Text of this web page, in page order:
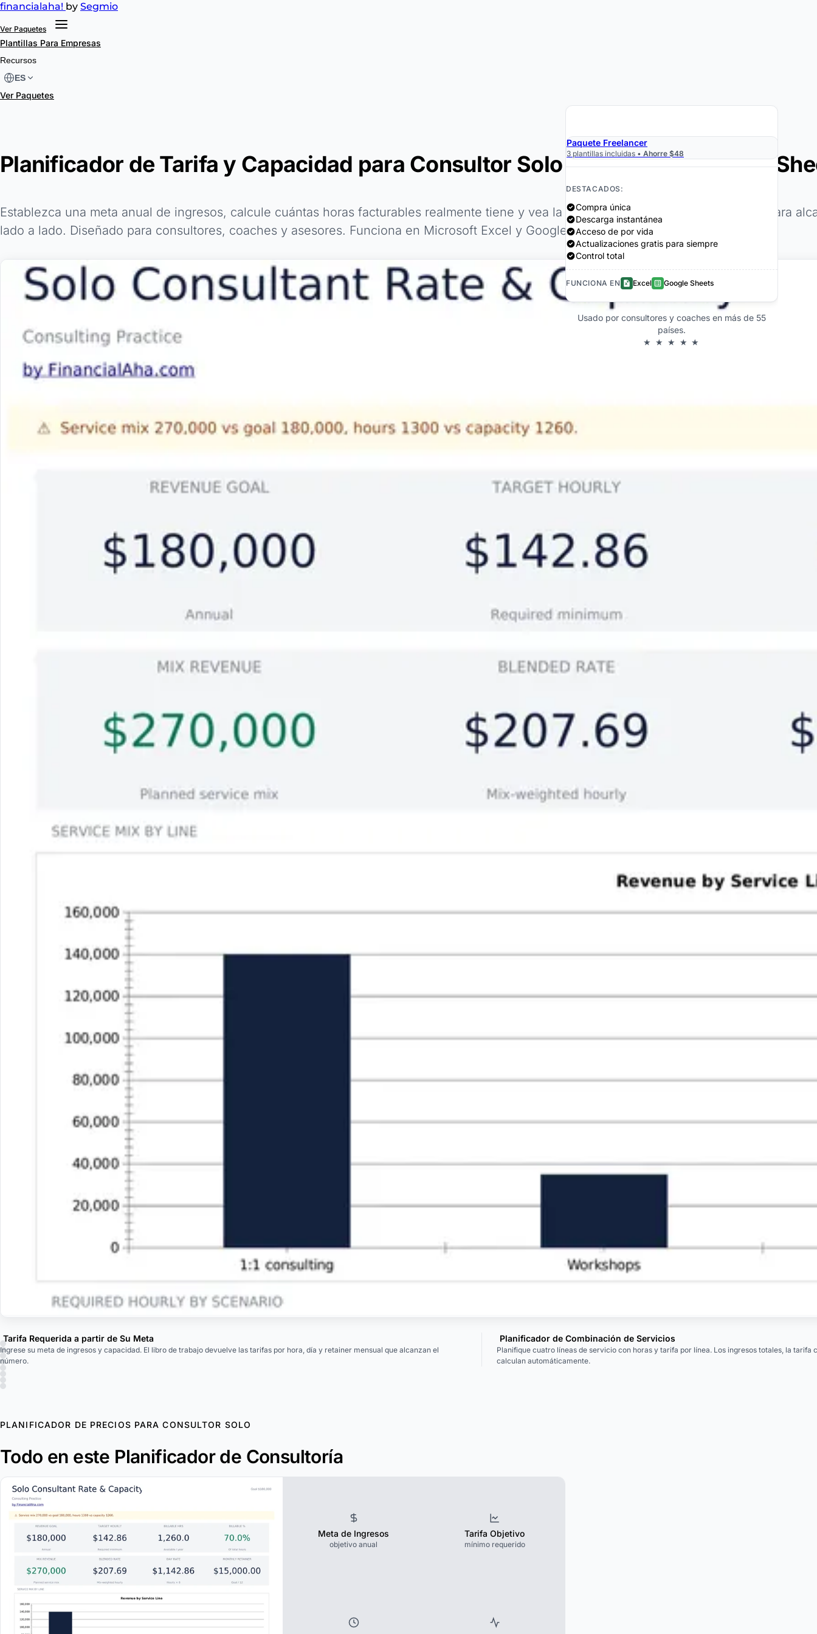
financialaha! by Segmio
Ver Paquetes
Plantillas Para Empresas
Recursos
ES
Ver Paquetes
Planificador de Tarifa y Capacidad para Consultor Solo para Excel y Google
Establezca una meta anual de ingresos, calcule cuántas horas facturables realmente tiene y vea la tarifa por hora que necesita cobrar para
lado a lado. Diseñado para consultores, coaches y asesores. Funciona en Microsoft Excel y Google Sheets.
Tarifa Requerida a partir de Su Meta
Ingrese su meta de ingresos y capacidad. El libro de trabajo devuelve las tarifas por hora, día y retainer mensual que alcanzan el
número.
Planificador de Combinación de Servicios
Planifique cuatro líneas de servicio con horas y tarifa por línea. Los ingresos totales, la tarifa
calculan automáticamente.
PLANIFICADOR DE PRECIOS PARA CONSULTOR SOLO
Todo en este Planificador de Consultoría
Meta de Ingresos
objetivo anual
Tarifa Objetivo
mínimo requerido
Paquete Freelancer
3 plantillas incluidas • Ahorre $48
DESTACADOS:
Compra única
Descarga instantánea
Acceso de por vida
Actualizaciones gratis para siempre
Control total
FUNCIONA EN Excel Google Sheets
Usado por consultores y coaches en más de 55
países.
★ ★ ★ ★ ★